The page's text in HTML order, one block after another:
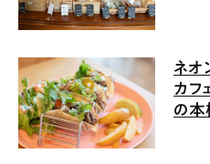
ネオ
カフ
の本